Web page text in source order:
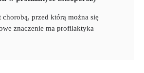
chorobą, przed którą można się
znaczenie ma profilaktyka